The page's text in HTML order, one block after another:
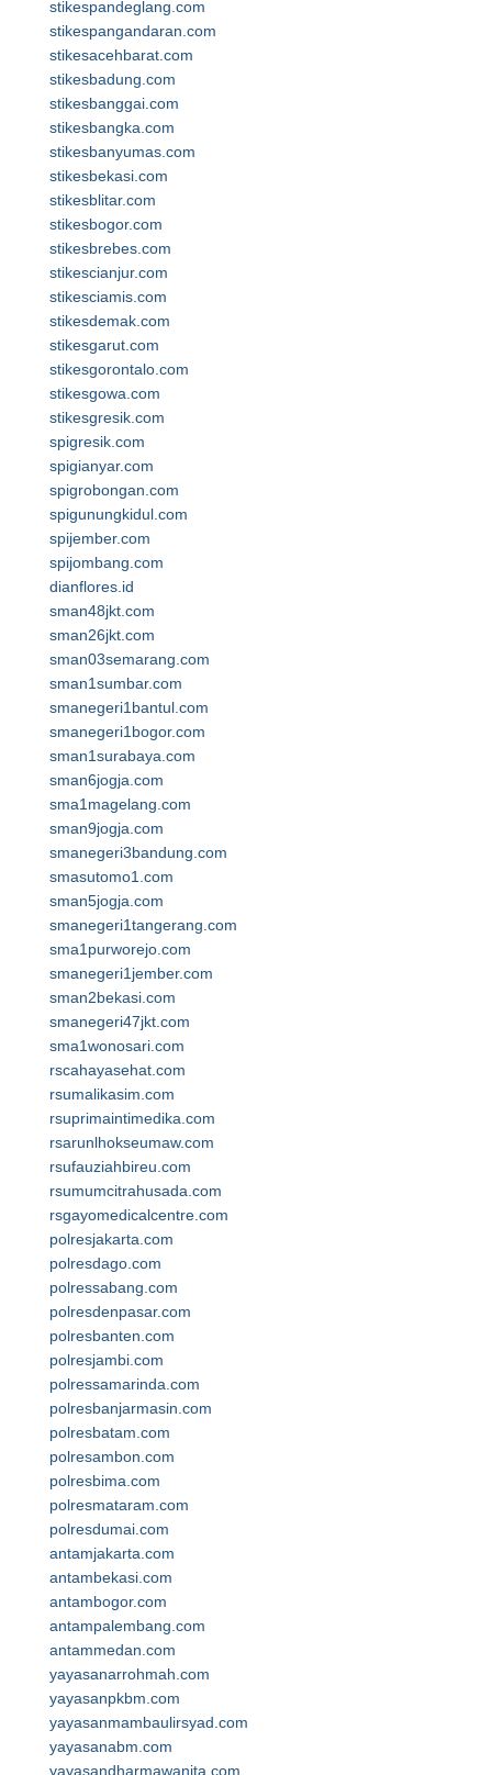
stikespandeglang.com
stikespangandaran.com
stikesacehbarat.com
stikesbadung.com
stikesbanggai.com
stikesbangka.com
stikesbanyumas.com
stikesbekasi.com
stikesblitar.com
stikesbogor.com
stikesbrebes.com
stikescianjur.com
stikesciamis.com
stikesdemak.com
stikesgarut.com
stikesgorontalo.com
stikesgowa.com
stikesgresik.com
spigresik.com
spigianyar.com
spigrobongan.com
spigunungkidul.com
spijember.com
spijombang.com
dianflores.id
sman48jkt.com
sman26jkt.com
sman03semarang.com
sman1sumbar.com
smanegeri1bantul.com
smanegeri1bogor.com
sman1surabaya.com
sman6jogja.com
sma1magelang.com
sman9jogja.com
smanegeri3bandung.com
smasutomo1.com
sman5jogja.com
smanegeri1tangerang.com
sma1purworejo.com
smanegeri1jember.com
sman2bekasi.com
smanegeri47jkt.com
sma1wonosari.com
rscahayasehat.com
rsumalikasim.com
rsuprimaintimedika.com
rsarunlhokseumaw.com
rsufauziahbireu.com
rsumumcitrahusada.com
rsgayomedicalcentre.com
polresjakarta.com
polresdago.com
polressabang.com
polresdenpasar.com
polresbanten.com
polresjambi.com
polressamarinda.com
polresbanjarmasin.com
polresbatam.com
polresambon.com
polresbima.com
polresmataram.com
polresdumai.com
antamjakarta.com
antambekasi.com
antambogor.com
antampalembang.com
antammedan.com
yayasanarrohmah.com
yayasanpkbm.com
yayasanmambaulirsyad.com
yayasanabm.com
yayasandharmawanita.com